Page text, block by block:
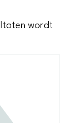
wordt